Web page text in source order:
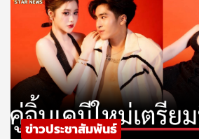
ข่าวประชาสัมพันธ์